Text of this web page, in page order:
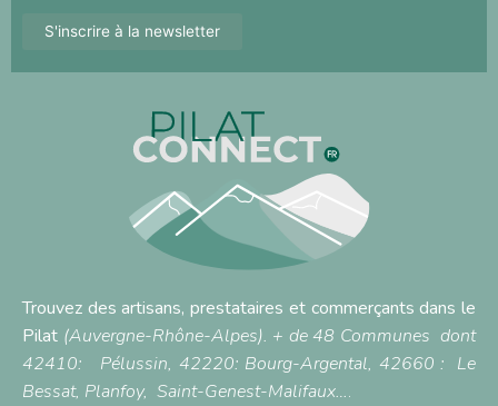
Trouvez des artisans, prestataires et commerçants dans le
Pilat (Auvergne-Rhône-Alpes). + de 48 Communes dont
42410: Pélussin, 42220: Bourg-Argental, 42660 : Le
Bessat, Planfoy, Saint-Genest-Malifaux….